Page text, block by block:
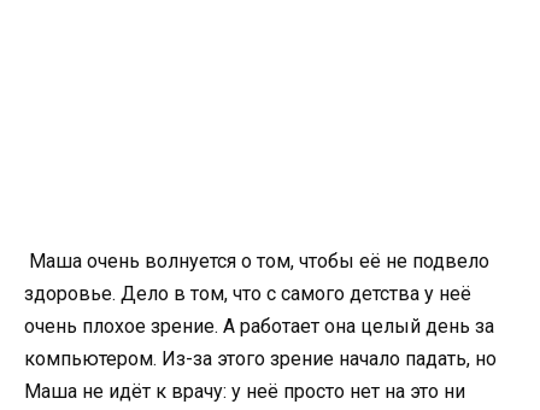
Маша очень волнуется о том, чтобы её не подвело
здоровье. Дело в том, что с самого детства у неё
очень плохое зрение. А работает она целый день за
компьютером. Из-за этого зрение начало падать, но
Маша не идёт к врачу: у неё просто нет на это ни